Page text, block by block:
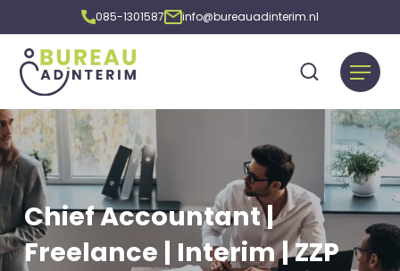
085-1301587 info@bureauadinterim.nl
Chief Accountant |
Freelance | Interim | ZZP